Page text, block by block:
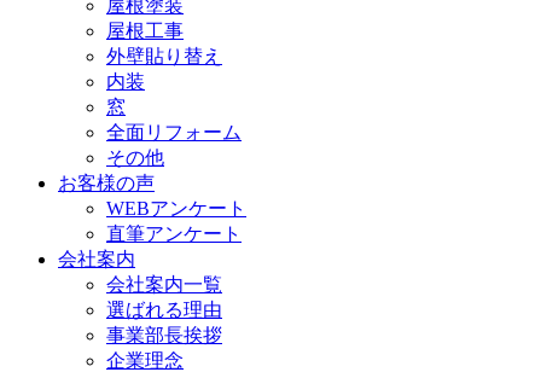
屋根塗装
屋根工事
外壁貼り替え
内装
窓
全面リフォーム
その他
お客様の声
WEBアンケート
直筆アンケート
会社案内
会社案内一覧
選ばれる理由
事業部長挨拶
企業理念